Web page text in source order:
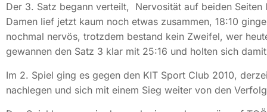
Der 3. Satz begann verteilt, Nervosität auf beiden
Damen lief jetzt kaum noch etwas zusammen, 18:10
nochmal nervös, trotzdem bestand kein Zweifel, wer
gewannen den Satz 3 klar mit 25:16 und holten sich
Im 2. Spiel ging es gegen den KIT Sport Club 2010,
nachlegen und sich mit einem Sieg weiter von den